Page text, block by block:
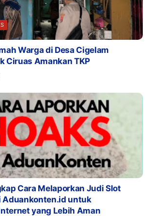
Warga di Desa Cigelam
Ciruas Amankan TKP
Cara Melaporkan Judi Slot
Aduankonten.id untuk
yang Lebih Aman